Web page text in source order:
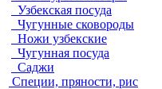
Узбекская посуда
Чугунные сковороды
Ножи узбекские
Чугунная посуда
Саджи
Специи, пряности, рис